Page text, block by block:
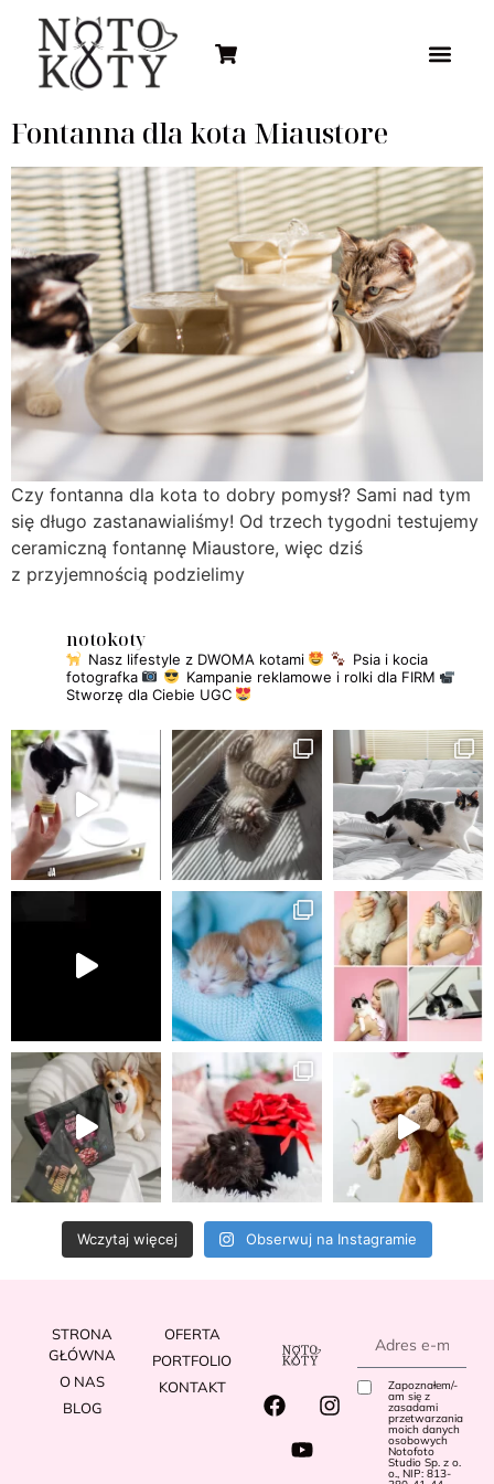
Fontanna dla kota Miaustore
Czy fontanna dla kota to dobry pomysł? Sami nad tym
się długo zastanawialiśmy! Od trzech tygodni testujemy
ceramiczną fontannę Miaustore, więc dziś
z przyjemnością podzielimy
notokoty
Nasz lifestyle z DWOMA kotami
Psia i kocia
fotografka
Kampanie reklamowe i rolki dla FIRM
Stworzę dla Ciebie UGC
Wczytaj więcej Obserwuj na Instagramie
Zapoznałem/-
am się z
zasadami
przetwarzania
moich danych
osobowych
Notofoto
Studio Sp. z o.
o., NIP: 813-
OFERTA
PORTFOLIO
KONTAKT
STRONA
GŁÓWNA
O NAS
BLOG